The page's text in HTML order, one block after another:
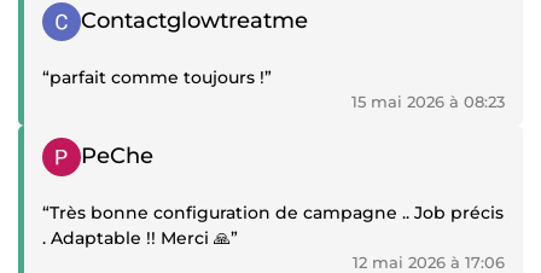
Témoignage positif
Contactglowtreatme
“parfait comme toujours !”
15 mai 2026 à 08:23
Témoignage positif
PeChe
“Très bonne configuration de campagne .. Job précis
. Adaptable !! Merci 🙏”
12 mai 2026 à 17:06